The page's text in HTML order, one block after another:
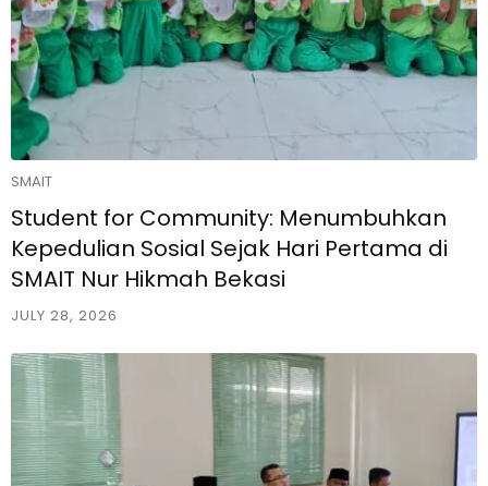
SMAIT
Student for Community: Menumbuhkan
Kepedulian Sosial Sejak Hari Pertama di
SMAIT Nur Hikmah Bekasi
JULY 28, 2026